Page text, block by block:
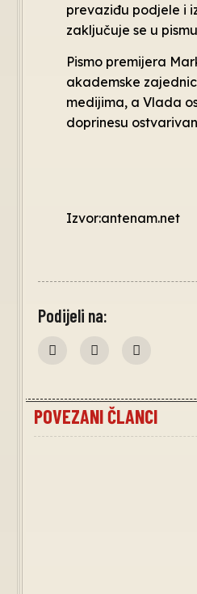
prevaziđu podjele i
zaključuje se u
Pismo premijera
akademske
medijima, a Vlada
doprinesu
Izvor:antenam.net
Podijeli na:
POVEZANI ČLANCI